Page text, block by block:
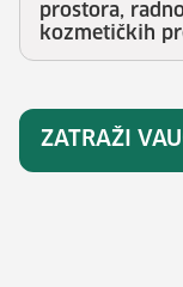
prostora,
kozmetičkih
ZATRAŽI